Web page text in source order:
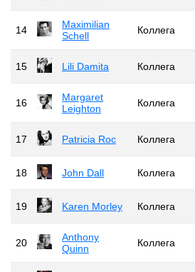
14
Maximilian
Schell
Коллега
15 Lili Damita Коллега
16
Margaret
Leighton
Коллега
17 Patricia Roc Коллега
18 John Dall Коллега
19 Karen Morley Коллега
20
Anthony
Quinn
Коллега